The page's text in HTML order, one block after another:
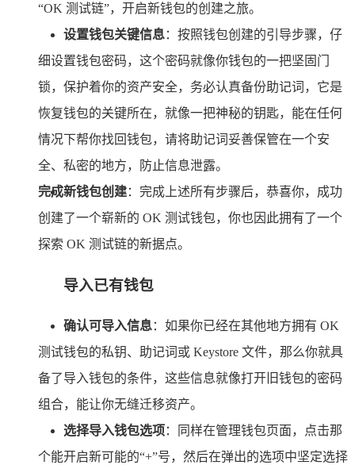
“OK 测试链”，开启新钱包的创建之旅。
设置钱包关键信息：按照钱包创建的引导步骤，仔
细设置钱包密码，这个密码就像你钱包的一把坚固门
锁，保护着你的资产安全，务必认真备份助记词，它是
恢复钱包的关键所在，就像一把神秘的钥匙，能在任何
情况下帮你找回钱包，请将助记词妥善保管在一个安
全、私密的地方，防止信息泄露。
完成新钱包创建：完成上述所有步骤后，恭喜你，成功
创建了一个崭新的 OK 测试钱包，你也因此拥有了一个
探索 OK 测试链的新据点。
导入已有钱包
确认可导入信息：如果你已经在其他地方拥有 OK
测试钱包的私钥、助记词或 Keystore 文件，那么你就具
备了导入钱包的条件，这些信息就像打开旧钱包的密码
组合，能让你无缝迁移资产。
选择导入钱包选项 ：同样在管理钱包页面，点击那
个能开启新可能的“+”号，然后在弹出的选项中坚定选择